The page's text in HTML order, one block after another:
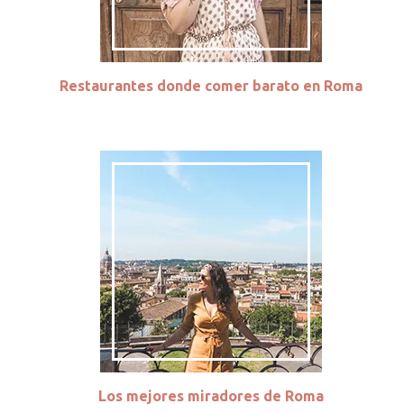
Restaurantes donde comer barato en Roma
Los mejores miradores de Roma